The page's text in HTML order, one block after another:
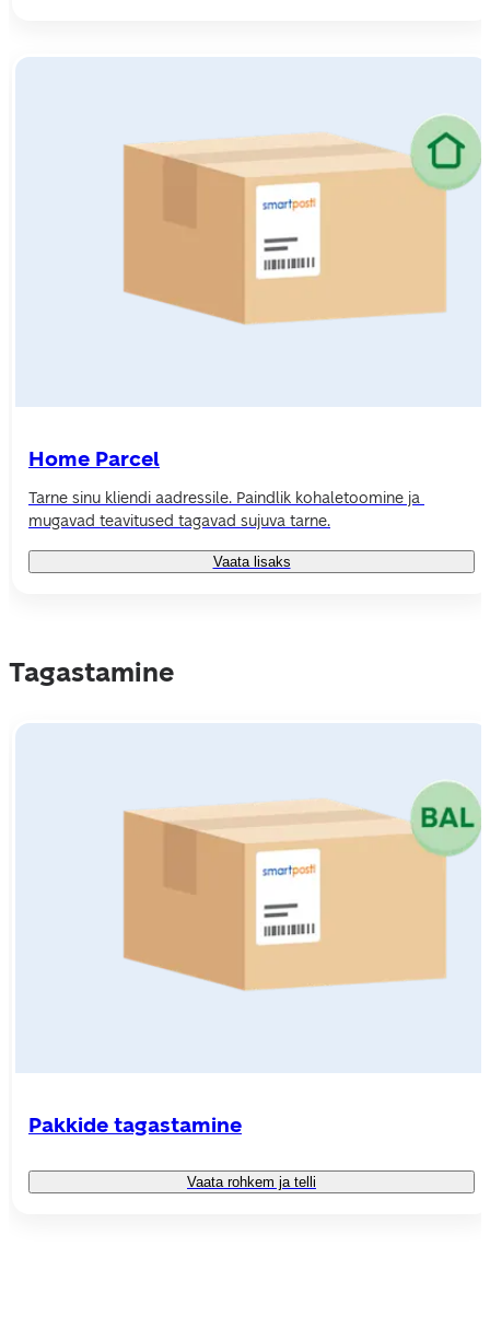
Home Parcel
Tarne sinu kliendi aadressile. Paindlik kohaletoomine ja
mugavad teavitused tagavad sujuva tarne.
Vaata lisaks
Tagastamine
Pakkide tagastamine
Vaata rohkem ja telli